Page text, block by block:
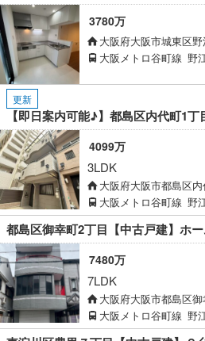
3780万
大阪府大阪市城東区野
大阪メトロ谷町線 野
更新
【即日案内可能♪】都島区内代町1
4099万
3LDK
大阪府大阪市都島区
大阪メトロ谷町線 野
都島区御幸町2丁目【中古戸建】ホ
7480万
7LDK
大阪府大阪市都島区
大阪メトロ谷町線 野